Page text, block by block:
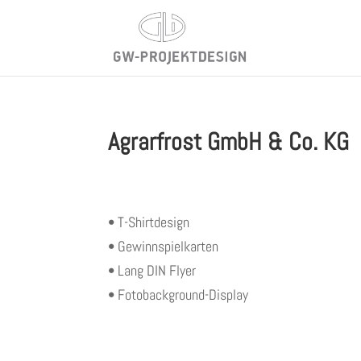
Agrarfrost GmbH & Co. KG
• T-Shirtdesign
• Gewinnspielkarten
• Lang DIN Flyer
• Fotobackground-Display